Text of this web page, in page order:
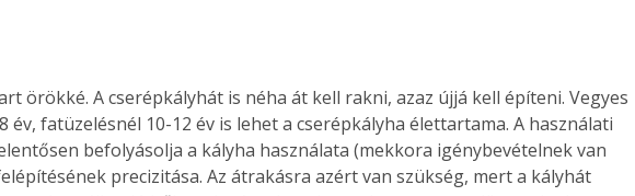
örökké. A cserépkályhát is néha át kell rakni, azaz újjá kell építeni. Vegyes
év, fatüzelésnél 10-12 év is lehet a cserépkályha élettartama. A használati
befolyásolja a kályha használata (mekkora igénybevételnek van
precizitása. Az átrakásra azért van szükség, mert a kályhát